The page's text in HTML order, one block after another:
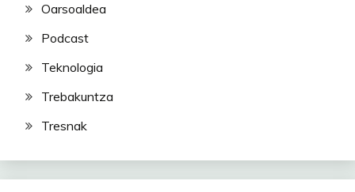
Oarsoaldea
Podcast
Teknologia
Trebakuntza
Tresnak